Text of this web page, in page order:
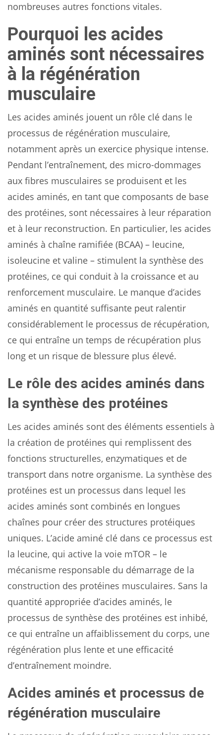
nombreuses autres fonctions vitales.
Pourquoi les acides
aminés sont nécessaires
à la régénération
musculaire
Les acides aminés jouent un rôle clé dans le
processus de régénération musculaire,
notamment après un exercice physique intense.
Pendant l’entraînement, des micro-dommages
aux fibres musculaires se produisent et les
acides aminés, en tant que composants de base
des protéines, sont nécessaires à leur réparation
et à leur reconstruction. En particulier, les acides
aminés à chaîne ramifiée (BCAA) – leucine,
isoleucine et valine – stimulent la synthèse des
protéines, ce qui conduit à la croissance et au
renforcement musculaire. Le manque d’acides
aminés en quantité suffisante peut ralentir
considérablement le processus de récupération,
ce qui entraîne un temps de récupération plus
long et un risque de blessure plus élevé.
Le rôle des acides aminés dans
la synthèse des protéines
Les acides aminés sont des éléments essentiels à
la création de protéines qui remplissent des
fonctions structurelles, enzymatiques et de
transport dans notre organisme. La synthèse des
protéines est un processus dans lequel les
acides aminés sont combinés en longues
chaînes pour créer des structures protéiques
uniques. L’acide aminé clé dans ce processus est
la leucine, qui active la voie mTOR – le
mécanisme responsable du démarrage de la
construction des protéines musculaires. Sans la
quantité appropriée d’acides aminés, le
processus de synthèse des protéines est inhibé,
ce qui entraîne un affaiblissement du corps, une
régénération plus lente et une efficacité
d’entraînement moindre.
Acides aminés et processus de
régénération musculaire